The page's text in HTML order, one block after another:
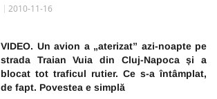
2010-11-16
VIDEO. Un avion a „aterizat” azi-noapte pe
strada Traian Vuia din Cluj-Napoca și a
blocat tot traficul rutier. Ce s-a întâmplat,
de fapt. Povestea e simplă